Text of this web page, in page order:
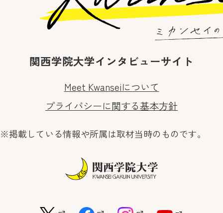
関西学院大学インタビューサイト
Meet Kwanseiについて
プライバシーに関する基本方針
※掲載している情報や所属は取材当時のものです。